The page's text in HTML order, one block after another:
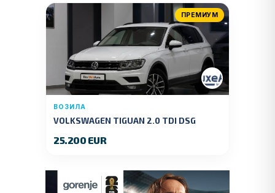
ПРЕМИУМ
ВОЗИЛА
VOLKSWAGEN TIGUAN 2.0 TDI DSG
25.200 EUR